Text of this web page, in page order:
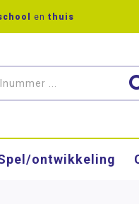
en thuis
ontwikkeling